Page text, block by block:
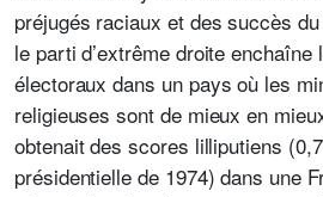
préjugés raciaux et des succès
le parti d’extrême droite enchaîne
électoraux dans un pays où les
religieuses sont de mieux en
obtenait des scores lilliputiens
présidentielle de 1974) dans une